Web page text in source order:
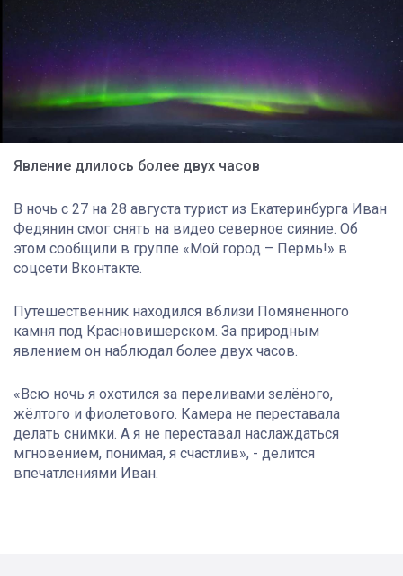
Явление длилось более двух часов
В ночь с 27 на 28 августа турист из Екатеринбурга Иван
Федянин смог снять на видео северное сияние. Об
этом сообщили в группе «Мой город – Пермь!» в
соцсети Вконтакте.
Путешественник находился вблизи Помяненного
камня под Красновишерском. За природным
явлением он наблюдал более двух часов.
«Всю ночь я охотился за переливами зелёного,
жёлтого и фиолетового. Камера не переставала
делать снимки. А я не переставал наслаждаться
мгновением, понимая, я счастлив», - делится
впечатлениями Иван.